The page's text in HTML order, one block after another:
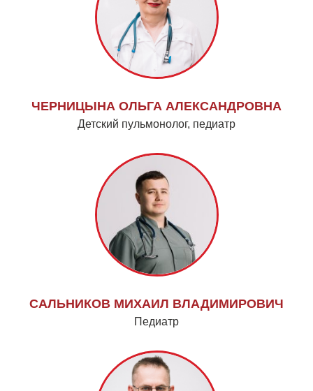
ЧЕРНИЦЫНА ОЛЬГА АЛЕКСАНДРОВНА
Детский пульмонолог, педиатр
САЛЬНИКОВ МИХАИЛ ВЛАДИМИРОВИЧ
Педиатр